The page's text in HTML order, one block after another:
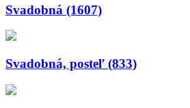
Svadobná (1607)
Svadobná, posteľ (833)